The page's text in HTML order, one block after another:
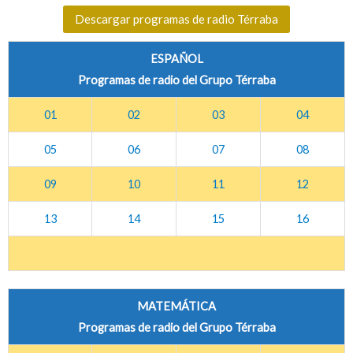
Descargar programas de radio Térraba
ESPAÑOL
Programas de radio del Grupo Térraba
01 02 03 04
05 06 07 08
09 10 11 12
13 14 15 16
MATEMÁTICA
Programas de radio del Grupo Térraba